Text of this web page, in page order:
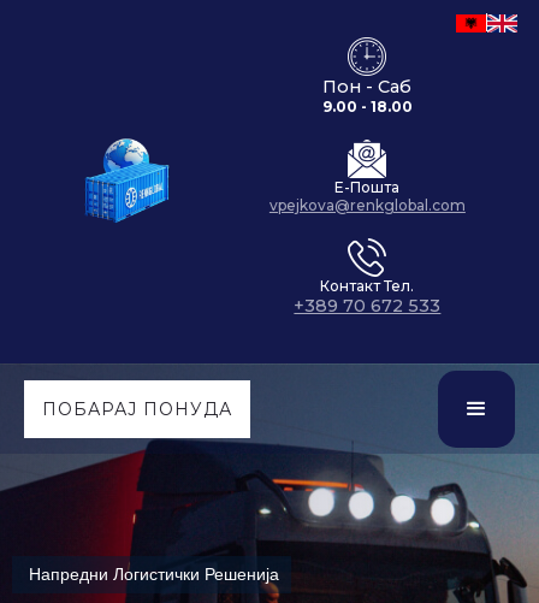
Пон - Саб
9.00 - 18.00
Е-Пошта
vpejkova@renkglobal.com
Контакт Тел.
+389 70 672 533
ПОБАРАЈ ПОНУДА
Напредни Логистички Решенија